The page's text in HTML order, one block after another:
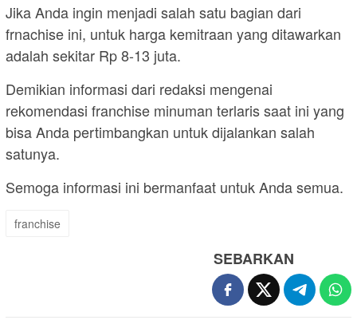
Jika Anda ingin menjadi salah satu bagian dari
frnachise ini, untuk harga kemitraan yang ditawarkan
adalah sekitar Rp 8-13 juta.
Demikian informasi dari redaksi mengenai
rekomendasi franchise minuman terlaris saat ini yang
bisa Anda pertimbangkan untuk dijalankan salah
satunya.
Semoga informasi ini bermanfaat untuk Anda semua.
franchise
SEBARKAN